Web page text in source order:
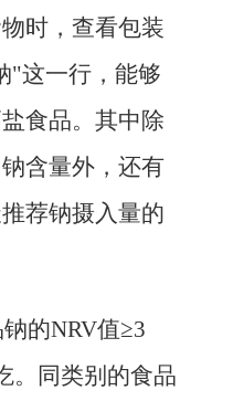
时，查看包装
"这一行，能够
食品。其中除
含量外，还有
荐钠摄入量的
的NRV值≥3
。同类别的食品